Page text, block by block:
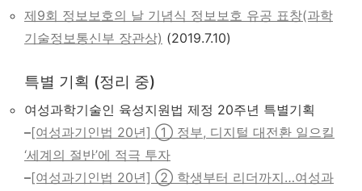
제9회 정보보호의 날 기념식 정보보호 유공 표창(과학
기술정보통신부 장관상) (2019.7.10)
특별 기획 (정리 중)
여성과학기술인 육성지원법 제정 20주년 특별기획
–[여성과기인법 20년] ① 정부, 디지털 대전환 일으킬
‘세계의 절반’에 적극 투자
–[여성과기인법 20년] ② 학생부터 리더까지…여성과